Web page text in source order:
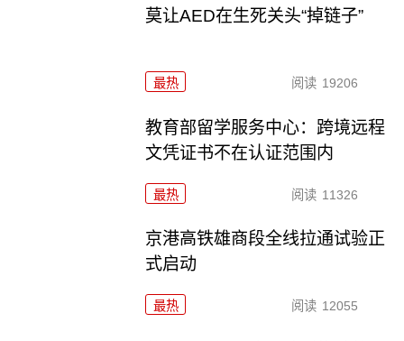
莫让AED在生死关头“掉链子”
最热 阅读 19206
教育部留学服务中心：跨境远程
文凭证书不在认证范围内
最热 阅读 11326
京港高铁雄商段全线拉通试验正
式启动
最热 阅读 12055